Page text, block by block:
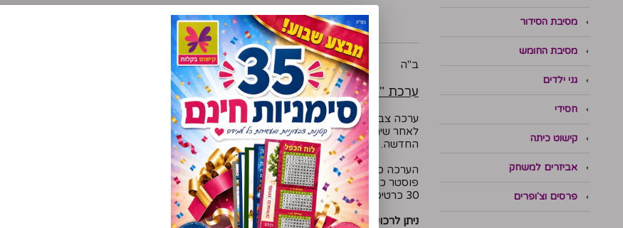
ב"ה
ערכת "פורשים כנפיים"
ערכה צבעונית לפעילות תחילת שנה עם התלמידים.
לאחר שיח קצר בכיתה על ההזדמנות להצליח בשנה הקרובה, כל תלמיד כותב את שמו על
החדשה.
הערכה כוללת:
פוסטר כותרת במידה 30/45 ס"מ
30 כרטיסי פרפר במידה 15/15 ס''מ
ניתן לרכוש תוספת פרפרים בנפרד באתר.
מסיבת הסידור
מסיבת החומש
גני ילדים
חסידי
קישוט כיתה
אביזרים למשחק
פרסים וצ'ופרים